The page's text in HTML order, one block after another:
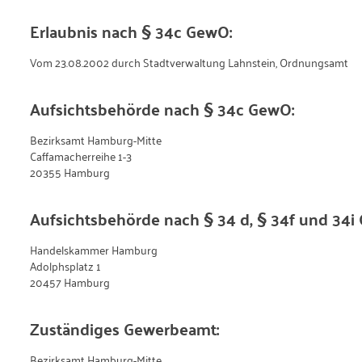
Erlaubnis nach § 34c GewO:
Vom 23.08.2002 durch Stadtverwaltung Lahnstein, Ordnungsamt
Aufsichtsbehörde nach § 34c GewO:
Bezirksamt Hamburg-Mitte
Caffamacherreihe 1-3
20355 Hamburg
Aufsichtsbehörde nach § 34 d, § 34f und 34i
Handelskammer Hamburg
Adolphsplatz 1
20457 Hamburg
Zuständiges Gewerbeamt: